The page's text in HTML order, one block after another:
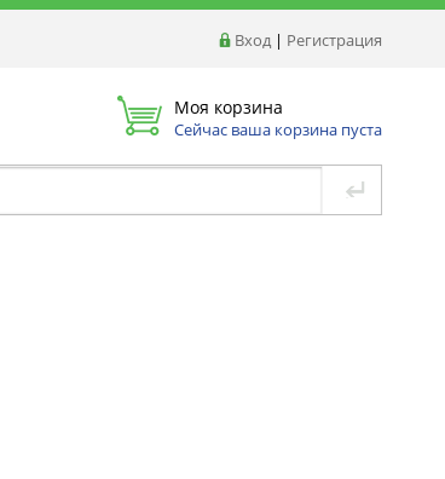
Вход | Регистрация
Моя корзина
Сейчас ваша корзина пуста